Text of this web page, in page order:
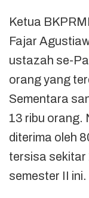
Ketua
Fajar
ustazah se-
orang yang
Sementara
13 ribu orang.
diterima oleh
tersisa sekitar
semester II ini.